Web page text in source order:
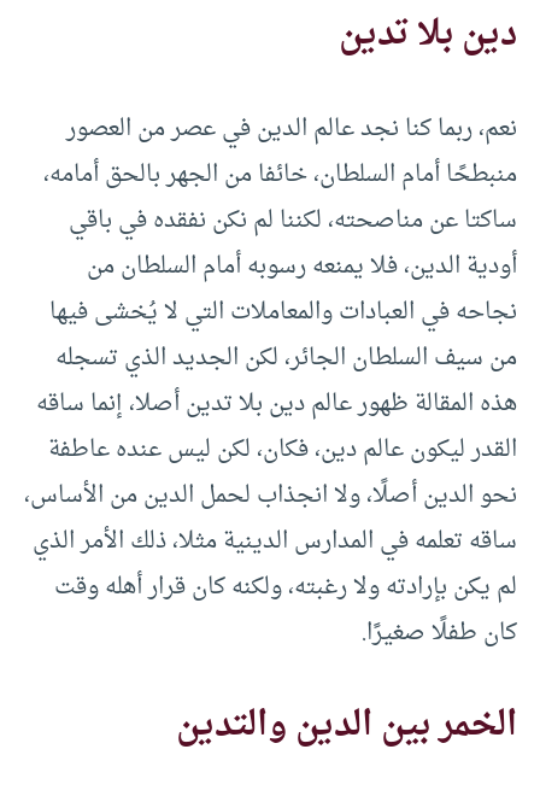
دين بلا تدين
نعم، ربما كنا نجد عالم الدين في عصر من العصور
منبطحًا أمام السلطان، خائفا من الجهر بالحق أمامه،
ساكتا عن مناصحته، لكننا لم نكن نفقده في باقي
أودية الدين، فلا يمنعه رسوبه أمام السلطان من
نجاحه في العبادات والمعاملات التي لا يُخشى فيها
من سيف السلطان الجائر، لكن الجديد الذي تسجله
هذه المقالة ظهور عالم دين بلا تدين أصلا، إنما ساقه
القدر ليكون عالم دين، فكان، لكن ليس عنده عاطفة
نحو الدين أصلًا، ولا انجذاب لحمل الدين من الأساس،
ساقه تعلمه في المدارس الدينية مثلا، ذلك الأمر الذي
لم يكن بإرادته ولا رغبته، ولكنه كان قرار أهله وقت
كان طفلًا صغيرًا.
الخمر بين الدين والتدين